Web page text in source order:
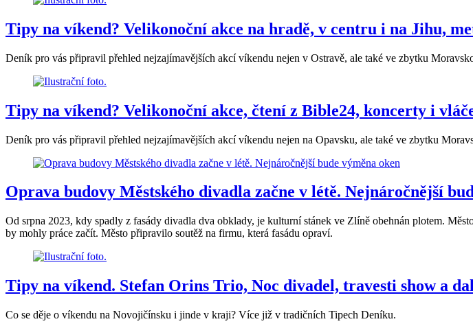
Tipy na víkend? Velikonoční akce na hradě, v centru i na Jihu,
Deník pro vás připravil přehled nejzajímavějších akcí víkendu nejen v Ostravě, ale také ve zbytku
Tipy na víkend? Velikonoční akce, čtení z Bible24, koncerty i
Deník pro vás připravil přehled nejzajímavějších akcí víkendu nejen na Opavsku, ale také ve zbytku
Oprava budovy Městského divadla začne v létě. Nejnáročnější
Od srpna 2023, kdy spadly z fasády divadla dva obklady, je kulturní stánek ve Zlíně obehnán plotem.
by mohly práce začít. Město připravilo soutěž na firmu, která fasádu opraví.
Tipy na víkend. Stefan Orins Trio, Noc divadel, travesti show a
Co se děje o víkendu na Novojičínsku i jinde v kraji? Více již v tradičních Tipech Deníku.